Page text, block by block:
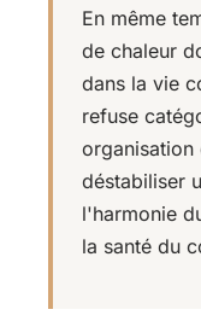
En même
de chaleur
dans la vie
refuse
organisation
déstabiliser
l'harmonie
la santé du